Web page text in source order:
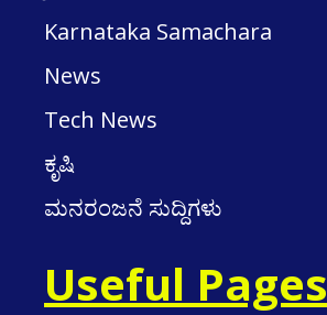
Karnataka Samachara
News
Tech News
ಕೃಷಿ
ಮನರಂಜನೆ ಸುದ್ದಿಗಳು
Useful Pages